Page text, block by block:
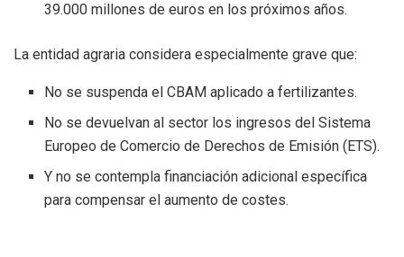
39.000 millones de euros en los próximos años.
La entidad agraria considera especialmente grave que:
No se suspenda el CBAM aplicado a fertilizantes.
No se devuelvan al sector los ingresos del Sistema
Europeo de Comercio de Derechos de Emisión (ETS).
Y no se contempla financiación adicional específica
para compensar el aumento de costes.